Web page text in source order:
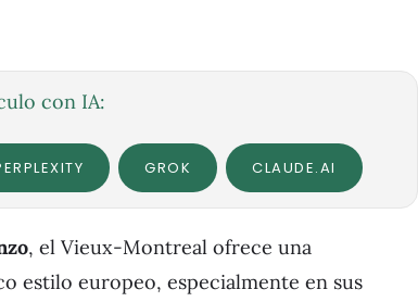
con IA:
GROK CLAUDE.AI
, el Vieux-Montreal ofrece una
estilo europeo, especialmente en sus